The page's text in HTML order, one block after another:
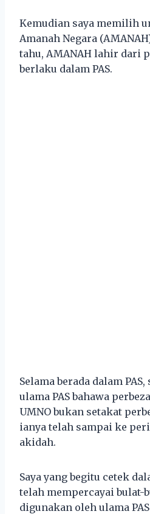
Kemudian saya memilih
Amanah Negara
tahu, AMANAH lahir dari
berlaku dalam PAS.
Selama berada dalam
ulama PAS bahawa
UMNO bukan setakat
ianya telah sampai ke
akidah.
Saya yang begitu cetek
telah mempercayai bulat-
digunakan oleh ulama